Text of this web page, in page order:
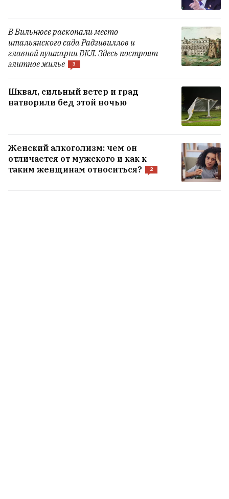
В Вильнюсе раскопали место
итальянского сада Радзивиллов и
главной пушкарни ВКЛ. Здесь построят
элитное жилье
3
Шквал, сильный ветер и град
натворили бед этой ночью
Женский алкоголизм: чем он
отличается от мужского и как к
таким женщинам относиться?
2
Семью медведей встретили в Мядельском
районе
5
В каких жилых комплексах можно будет
купить квартиру в ипотеку под 1%?
6
Дроны подожгли Ярославский НПЗ 6
Почему мужчин привлекают женские
ягодицы? Ученые и это объяснили